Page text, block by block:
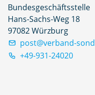
Bundesgeschäftsstelle
Hans-Sachs-Weg 18
97082 Würzburg
post@verband-
+49-931-24020